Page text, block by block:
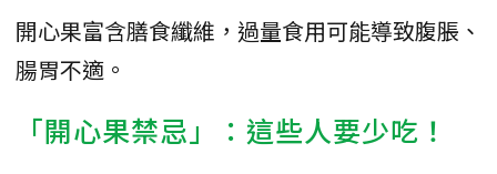
開心果富含膳食纖維，過量食用可能導致腹脹、
腸胃不適。
「開心果禁忌」：這些人要少吃！